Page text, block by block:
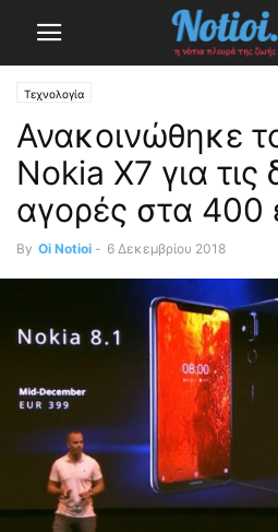
Τεχνολογία
Ανακοινώθηκε
Nokia X7 για τις
αγορές στα 400
By Oi Notioi - 6 Δεκεμβρίου 2018